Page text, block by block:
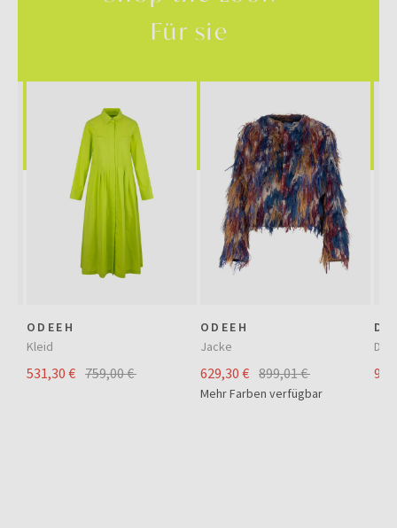
Für sie
ODEEH
Kleid
531,30 € 759,00 €
ODEEH
Jacke
629,30 € 899,01 €
Mehr Farben verfügbar